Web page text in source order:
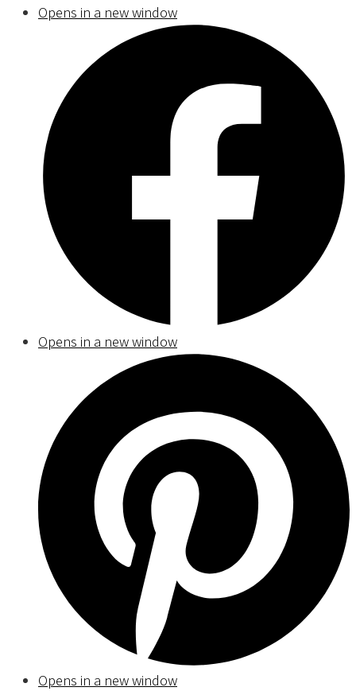
Opens in a new window
Opens in a new window
Opens in a new window